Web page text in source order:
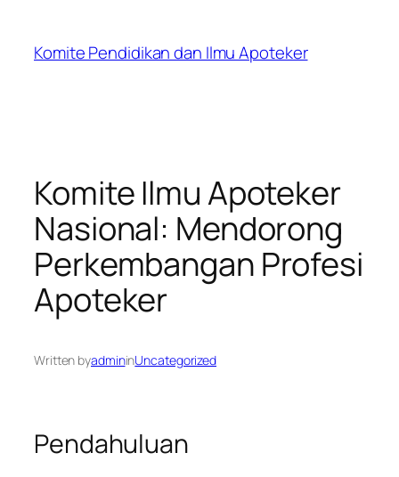
content
Komite Pendidikan dan Ilmu Apoteker
Komite Ilmu Apoteker
Nasional: Mendorong
Perkembangan Profesi
Apoteker
Written byadmininUncategorized
Pendahuluan